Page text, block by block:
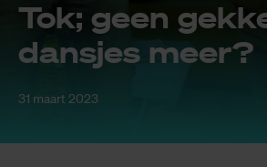
Tok; geen
dans­jes meer?
31 maart 2023